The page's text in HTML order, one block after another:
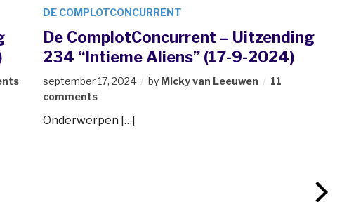
DE COMPLOTCONCURRENT
De ComplotConcurrent – Uitzending
234 “Intieme Aliens” (17-9-2024)
september 17, 2024 by Micky van Leeuwen
11
comments
Onderwerpen […]